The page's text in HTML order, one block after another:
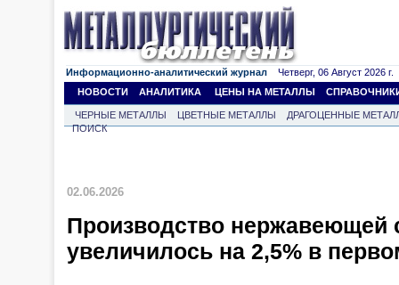
Информационно-аналитический журнал Четверг, 06 Август 2026 г.
НОВОСТИ
АНАЛИТИКА ЦЕНЫ НА МЕТАЛЛЫ
ЧЕРНЫЕ МЕТАЛЛЫ ЦВЕТНЫЕ МЕТАЛЛЫ
ДРАГОЦЕННЫЕ
ПОИСК
02.06.2026
Производство нержавеющей
увеличилось на 2,5% в